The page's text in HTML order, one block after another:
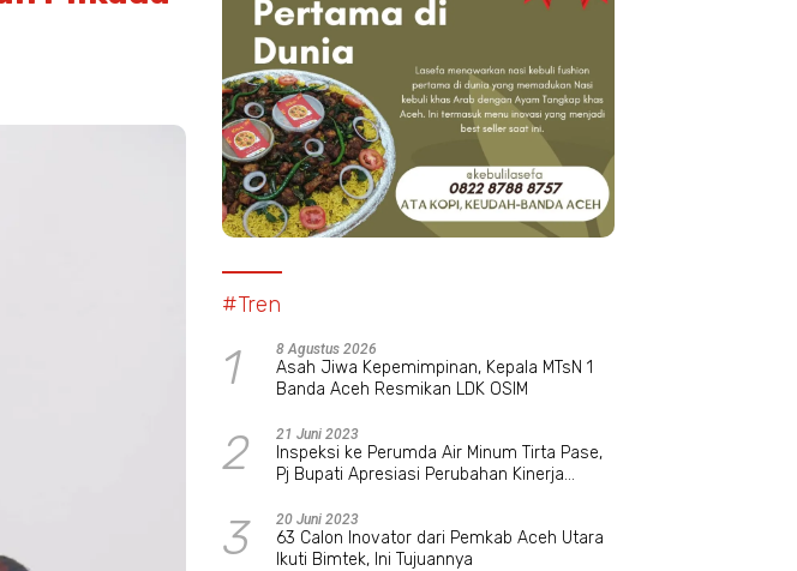
#Tren
1 8 Agustus 2026
Asah Jiwa Kepemimpinan, Kepala MTsN 1
Banda Aceh Resmikan LDK OSIM
2 21 Juni 2023
Inspeksi ke Perumda Air Minum Tirta Pase,
Pj Bupati Apresiasi Perubahan Kinerja
3 20 Juni 2023
63 Calon Inovator dari Pemkab Aceh Utara
Ikuti Bimtek, Ini Tujuannya